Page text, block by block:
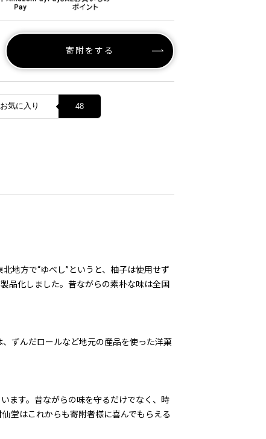
寄附をする
お気に入り 48
地方で“ゆべし”というと、柚子は使用せず
品化しました。昔ながらの素朴な味は全国
ずんだロールなど地元の産品を使った洋菓
ます。昔ながらの味を守るだけでなく、時
堂はこれからも寄附者様に喜んでもらえる